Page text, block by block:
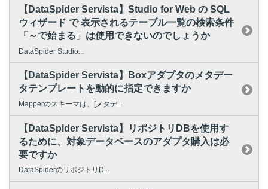
【DataSpider Servista】Studio for Web の SQL
ウィザード で 表示されるテーブル一覧の検索条件
「～で始まる」は使用できないのでしょうか
DataSpider Studio...
【DataSpider Servista】Boxアダプタのメタデー
タテンプレートを動的に指定できますか
Mapperのスキーマは、[メタデ...
【DataSpider Servista】リポジトリDBを使用す
るために、対象データベースのアダプタ購入は必
要ですか
DataSpiderのリポジトリD...